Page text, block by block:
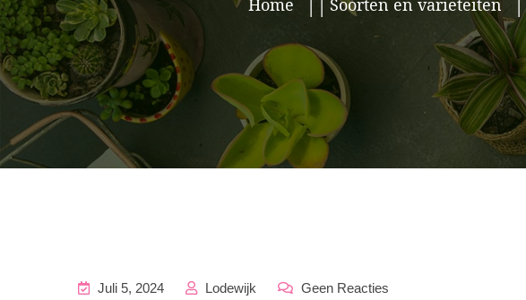
Home Soorten en variëteiten
Juli 5, 2024 Lodewijk Geen Reacties